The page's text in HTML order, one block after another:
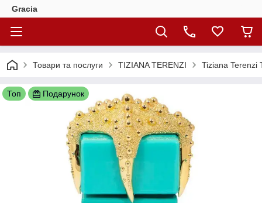
Gracia
Товари та послуги TIZIANA TERENZI Tiziana Terenzi
Топ Подарунок